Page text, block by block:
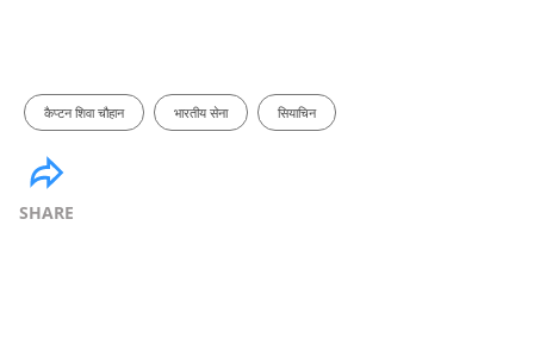
कैप्टन शिवा चौहान भारतीय सेना सियाचिन
SHARE